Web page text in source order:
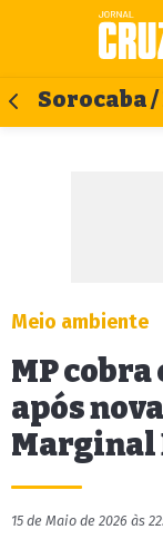
Sorocaba
Meio ambiente
MP
após
15 de Maio de 2026 às